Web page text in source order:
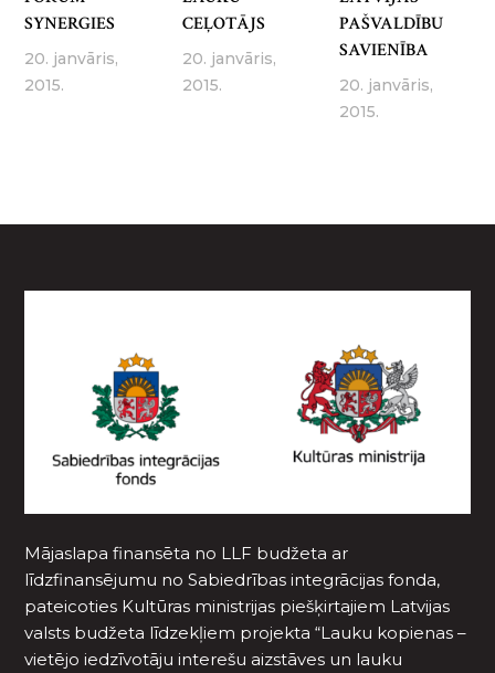
SYNERGIES
20. janvāris,
2015.
CEĻOTĀJS
20. janvāris,
2015.
PAŠVALDĪBU
SAVIENĪBA
20. janvāris,
2015.
Mājaslapa finansēta no LLF budžeta ar
līdzfinansējumu no Sabiedrības integrācijas fonda,
pateicoties Kultūras ministrijas piešķirtajiem Latvijas
valsts budžeta līdzekļiem projekta “Lauku kopienas –
vietējo iedzīvotāju interešu aizstāves un lauku